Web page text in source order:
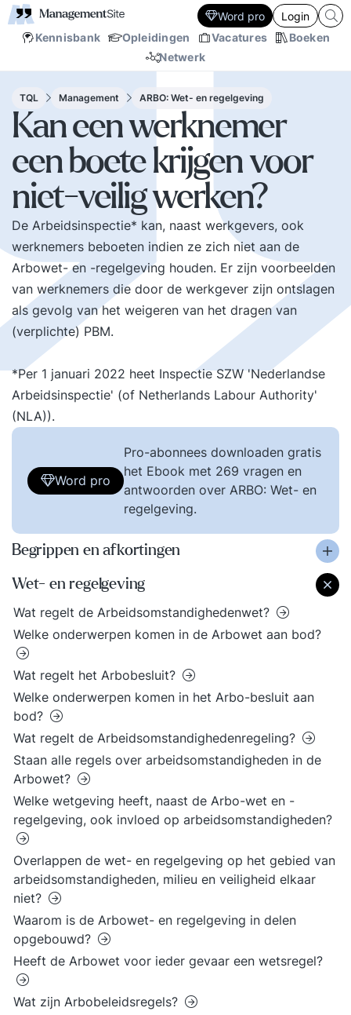
Kennisbank Opleidingen Vacatures
Boeken
Netwerk
Word pro Login
TQL Management ARBO: Wet- en regelgeving
Kan een werknemer
een boete krijgen voor
niet-veilig werken?
De Arbeidsinspectie* kan, naast werkgevers, ook
werknemers beboeten indien ze zich niet aan de
Arbowet- en -regelgeving houden. Er zijn voorbeelden
van werknemers die door de werkgever zijn ontslagen
als gevolg van het weigeren van het dragen van
(verplichte) PBM.
*Per 1 januari 2022 heet Inspectie SZW 'Nederlandse
Arbeidsinspectie' (of Netherlands Labour Authority'
(NLA)).
Word pro
Pro-abonnees downloaden gratis
het Ebook met 269 vragen en
antwoorden over ARBO: Wet- en
regelgeving.
Begrippen en afkortingen
Wet- en regelgeving
Wat regelt de Arbeidsomstandighedenwet?
Welke onderwerpen komen in de Arbowet aan bod?
Wat regelt het Arbobesluit?
Welke onderwerpen komen in het Arbo-besluit aan
bod?
Wat regelt de Arbeidsomstandighedenregeling?
Staan alle regels over arbeidsomstandigheden in de
Arbowet?
Welke wetgeving heeft, naast de Arbo-wet en -
regelgeving, ook invloed op arbeidsomstandigheden?
Overlappen de wet- en regelgeving op het gebied van
arbeidsomstandigheden, milieu en veiligheid elkaar
niet?
Waarom is de Arbowet- en regelgeving in delen
opgebouwd?
Heeft de Arbowet voor ieder gevaar een wetsregel?
Wat zijn Arbobeleidsregels?